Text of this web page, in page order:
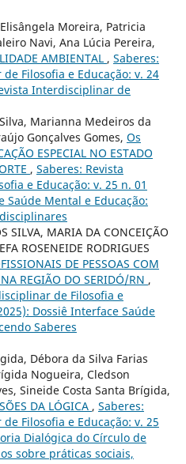
Moreira, Patricia
Navi, Ana Lúcia Pereira,
AMBIENTAL , Saberes:
Filosofia e Educação: v. 24
Interdisciplinar de
Marianna Medeiros da
Gonçalves Gomes, Os
ESPECIAL NO ESTADO
, Saberes: Revista
e Educação: v. 25 n. 01
Saúde Mental e Educação:
SILVA, MARIA DA CONCEIÇÃO
ROSENEIDE RODRIGUES
DE PESSOAS COM
REGIÃO DO SERIDÓ/RN ,
de Filosofia e
Dossiê Interface Saúde
Saberes
Débora da Silva Farias
Nogueira, Cledson
Sineide Costa Santa Brígida,
DA LÓGICA , Saberes:
Filosofia e Educação: v. 25
Dialógica do Círculo de
sobre práticas sociais,